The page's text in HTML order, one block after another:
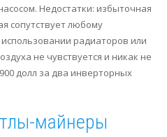
Недостатки: избыточная
сопутствует любому
радиаторов или
не чувствуется и никак не
долл за два инверторных
майнеры